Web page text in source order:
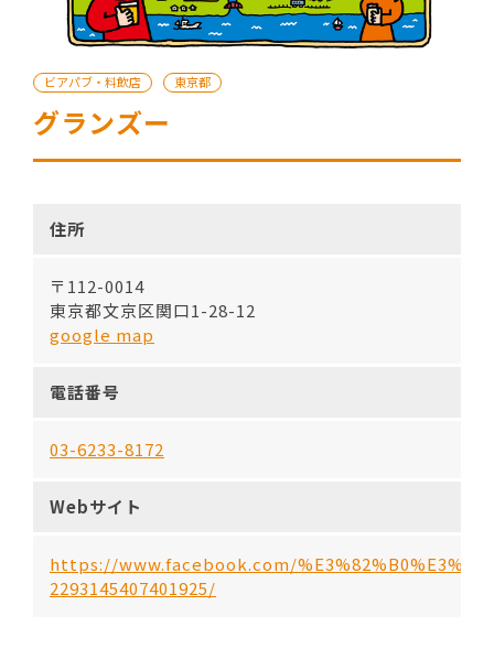
ビアパブ・料飲店 東京都
グランズー
住所
〒112-0014
東京都文京区関口1-28-12
google map
電話番号
03-6233-8172
Webサイト
https://www.facebook.com/
2293145407401925/